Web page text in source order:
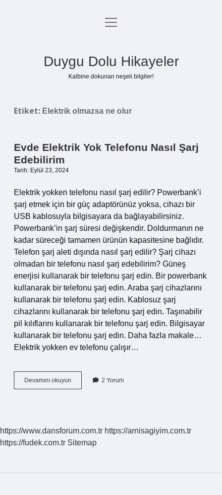
Anasayfa
menüyü
Duygu Dolu Hikayeler
Kalbine dokunan neşeli bilgiler!
Etiket: Elektrik olmazsa ne olur
Evde Elektrik Yok Telefonu Nasıl Şarj
Edebilirim
Tarih: Eylül 23, 2024
Elektrik yokken telefonu nasıl şarj edilir? Powerbank’i
şarj etmek için bir güç adaptörünüz yoksa, cihazı bir
USB kablosuyla bilgisayara da bağlayabilirsiniz.
Powerbank’in şarj süresi değişkendir. Doldurmanın ne
kadar süreceği tamamen ürünün kapasitesine bağlıdır.
Telefon şarj aleti dışında nasıl şarj edilir? Şarj cihazı
olmadan bir telefonu nasıl şarj edebilirim? Güneş
enerjisi kullanarak bir telefonu şarj edin. Bir powerbank
kullanarak bir telefonu şarj edin. Araba şarj cihazlarını
kullanarak bir telefonu şarj edin. Kablosuz şarj
cihazlarını kullanarak bir telefonu şarj edin. Taşınabilir
pil kılıflarını kullanarak bir telefonu şarj edin. Bilgisayar
kullanarak bir telefonu şarj edin. Daha fazla makale…
Elektrik yokken ev telefonu çalışır…
Devamını okuyun
Elektrik
Edebilirim
2 Yorum
https://www.dansforum.com.tr https://arnisagiyim.com.tr
https://fudek.com.tr Sitemap